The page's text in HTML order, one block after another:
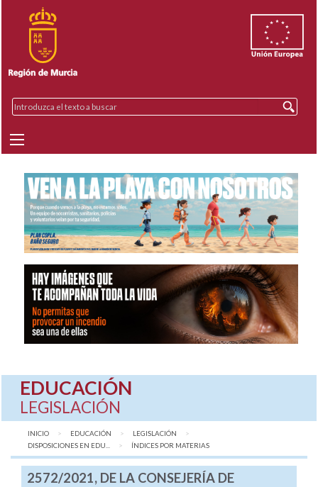
EDUCACIÓN
LEGISLACIÓN
INICIO EDUCACIÓN
LEGISLACIÓN
DISPOSICIONES EN EDU...
AQUÍ:
ÍNDICES POR MATERIAS
2572/2021, DE LA CONSEJERÍA DE